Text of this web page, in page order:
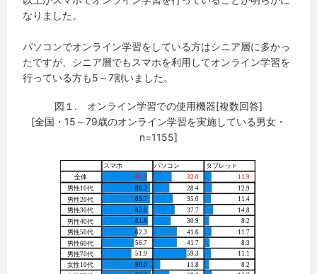
なりました。
パソコンでオンライン学習をしている方はシニア層に多かっ
たですが、シニア層でもスマホを利用してオンライン学習を
行っている方も5～7割いました。
図１. オンライン学習での使用機器[複数回答]
[全国・15～79歳のオンライン学習を実施している男女・
n=1155]